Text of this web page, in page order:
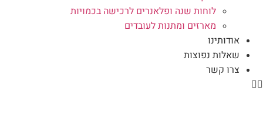
לוחות שנה ופלאנרים לרכישה בכמויות
מארזים ומתנות לעובדים
אודותינו
שאלות נפוצות
צרו קשר